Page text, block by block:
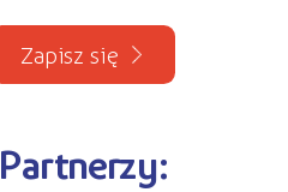
Zapisz się
Partnerzy: